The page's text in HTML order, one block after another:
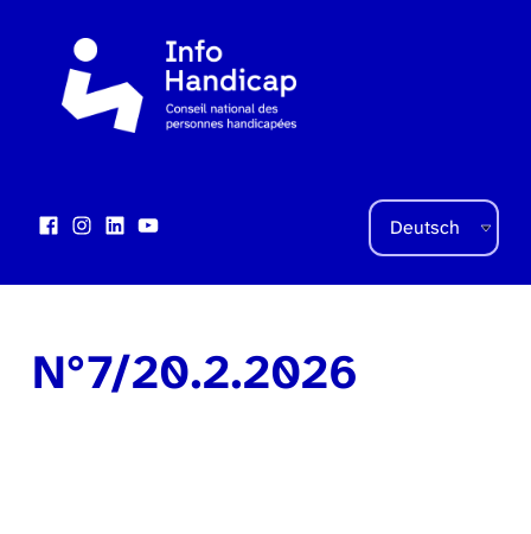
Social Links
Facebook
Instagram
LinkedInYouTube
Sprache auswählen
N°7/20.2.2026